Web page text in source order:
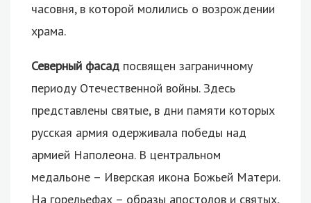
часовня, в которой молились о возрождении
храма.
Северный фасад посвящен заграничному
периоду Отечественной войны. Здесь
представлены святые, в дни памяти которых
русская армия одерживала победы над
армией Наполеона. В центральном
медальоне – Иверская икона Божьей Матери.
На горельефах – образы апостолов и святых,